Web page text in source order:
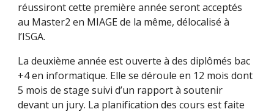
réussiront cette première année seront acceptés
au Master2 en MIAGE de la même, délocalisé à
l’ISGA.
La deuxième année est ouverte à des diplômés bac
+4 en informatique. Elle se déroule en 12 mois dont
5 mois de stage suivi d’un rapport à soutenir
devant un jury. La planification des cours est faite